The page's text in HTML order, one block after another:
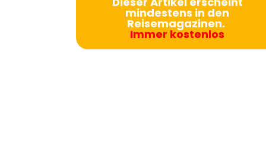
mindestens in den
Reisemagazinen.
Immer kostenlos